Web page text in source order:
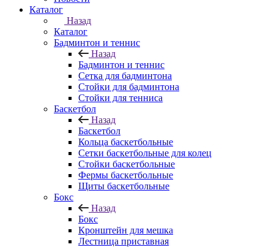
Каталог
Назад
Каталог
Бадминтон и теннис
Назад
Бадминтон и теннис
Сетка для бадминтона
Стойки для бадминтона
Стойки для тенниса
Баскетбол
Назад
Баскетбол
Кольца баскетбольные
Сетки баскетбольные для колец
Стойки баскетбольные
Фермы баскетбольные
Щиты баскетбольные
Бокс
Назад
Бокс
Кронштейн для мешка
Лестница приставная